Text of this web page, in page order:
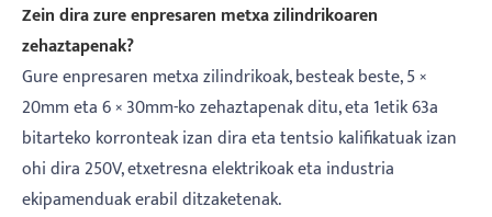
Zein dira zure enpresaren metxa zilindrikoaren
zehaztapenak?
Gure enpresaren metxa zilindrikoak, besteak beste, 5 ×
20mm eta 6 × 30mm-ko zehaztapenak ditu, eta 1etik 63a
bitarteko korronteak izan dira eta tentsio kalifikatuak izan
ohi dira 250V, etxetresna elektrikoak eta industria
ekipamenduak erabil ditzaketenak.